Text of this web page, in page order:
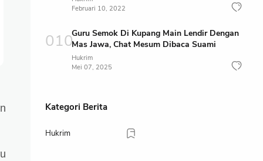
Februari 10, 2022
Guru Semok Di Kupang Main Lendir Dengan
Mas Jawa, Chat Mesum Dibaca Suami
Hukrim
Mei 07, 2025
Kategori Berita
Hukrim